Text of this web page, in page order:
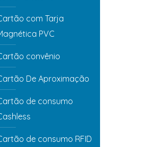
com Tarja
PVC
convênio
De Aproximação
de consumo
de consumo RFID